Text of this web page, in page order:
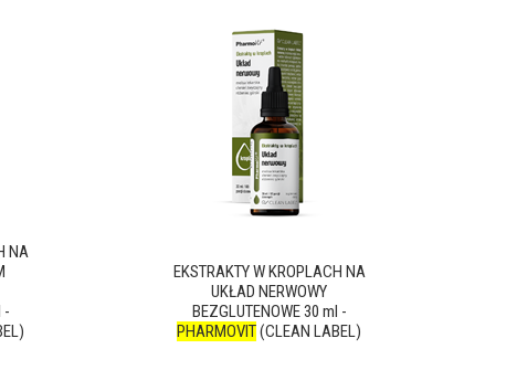
NA
-
EKSTRAKTY W KROPLACH NA
UKŁAD NERWOWY
BEZGLUTENOWE 30 ml -
PHARMOVIT(CLEAN LABEL)